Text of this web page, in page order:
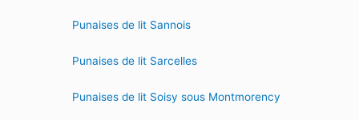
Punaises de lit Sannois
Punaises de lit Sarcelles
Punaises de lit Soisy sous Montmorency